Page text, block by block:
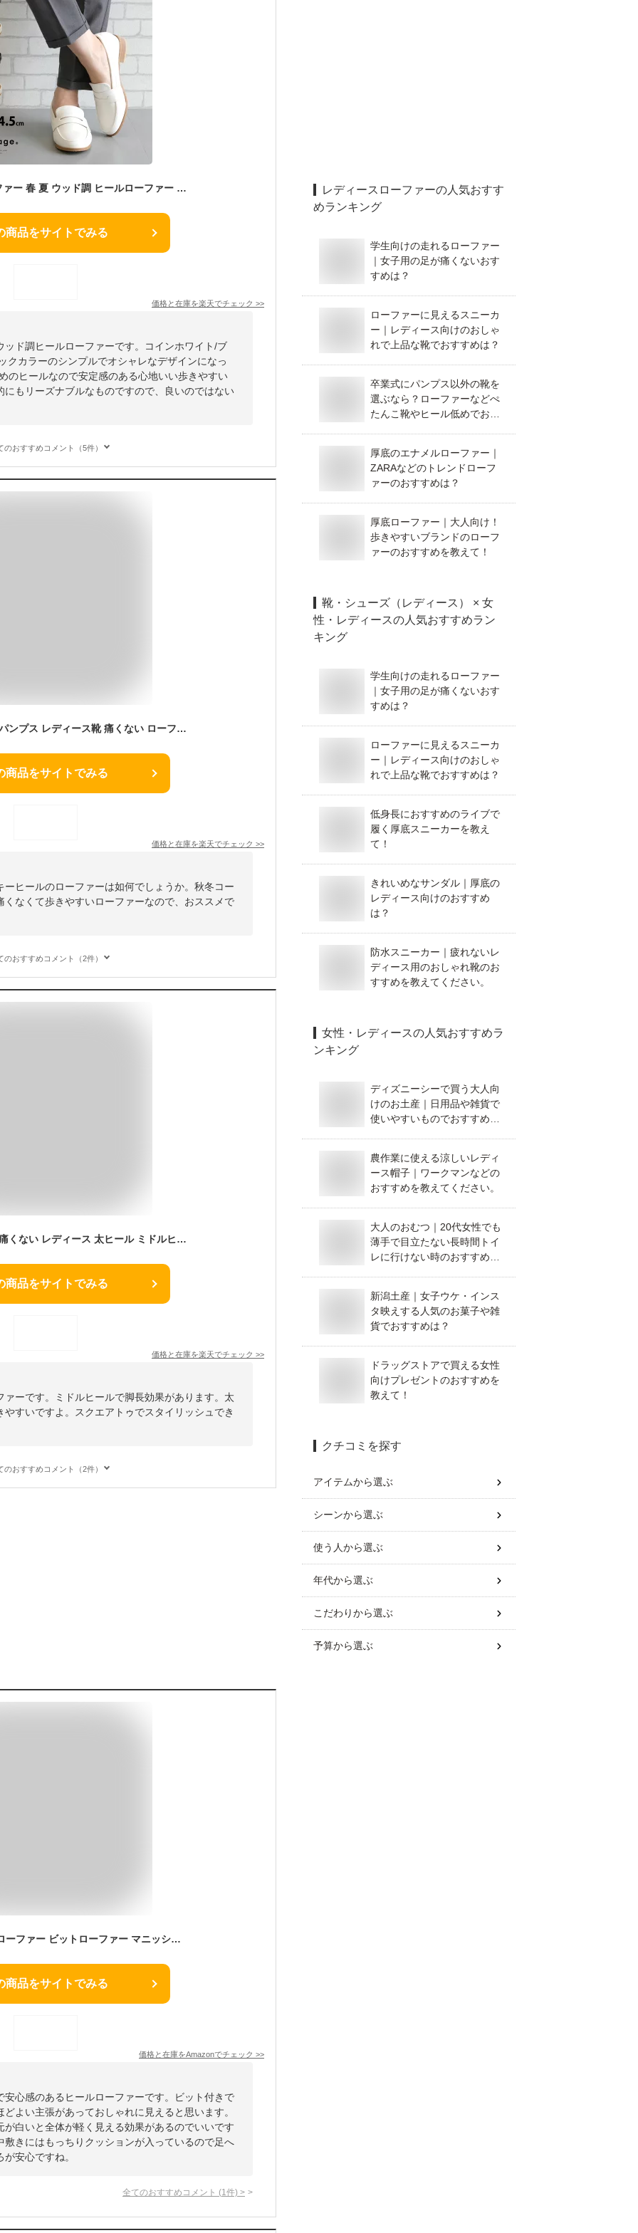
ウッド調ヒールローファー 春 夏 ウッド調 ヒールローファー レディース ヒール ローファー 靴 歩きやすい きれい め 大人 オシャレ 可愛い きれいめ おしゃれ レディースローファー ローファーレディース ローファー靴 ローファーシューズ ローファーヒール 楽天ROOM
商品をサイトでみる
価格と在庫を楽天でチェック >>
ド調ヒールローファーです。コインホワイト/ブ
クカラーのシンプルでオシャレなデザインになっ
のヒールなので安定感のある心地いい歩きやすい
もリーズナブルなものですので、良いのではない
のおすすめコメント（5件）
フワラク ローファー パンプス レディース靴 痛くない ローファーパンプス ヒールローファー レディース 防水 スクエアトゥ チャンキーヒール ラク 静か 柔らかい 立ち仕事 通勤 オフィス おしゃれ かわいい
商品をサイトでみる
価格と在庫を楽天でチェック >>
ヒールのローファーは如何でしょうか。秋冬コー
なくて歩きやすいローファーなので、おススメで
のおすすめコメント（2件）
送料無料 ローファー 痛くない レディース 太ヒール ミドルヒール 歩きやすい スクエアトゥ ヒールローファー オフィス 普段使い 日常使い 普通履き きれいめ おしゃれ ブラック シルバー 卒業式 入学式 最強配送
商品をサイトでみる
価格と在庫を楽天でチェック >>
ーです。ミドルヒールで脚長効果があります。太
すいですよ。スクエアトゥでスタイリッシュでき
のおすすめコメント（2件）
[リバティー ドール] ローファー ビットローファー マニッシュ 5cmヒール チャンキーヒール 3019 レディース アイボリーピーユー 25.0 cm
商品をサイトでみる
価格と在庫をAmazonでチェック >>
心感のあるヒールローファーです。ビット付きで
よい主張があっておしゃれに見えると思います。
白いと全体が軽く見える効果があるのでいいです
きにはもっちりクッションが入っているので足へ
安心ですね。
全てのおすすめコメント (1 件) >
レディースローファーの人気おすす
めランキング
学生向けの走れるローファー
｜女子用の足が痛くないおす
すめは？
ローファーに見えるスニーカ
ー｜レディース向けのおしゃ
れで上品な靴でおすすめは？
卒業式にパンプス以外の靴を
選ぶなら？ローファーなどぺ
たんこ靴やヒール低めでおす
厚底のエナメルローファー｜
ZARAなどのトレンドローフ
ァーのおすすめは？
厚底ローファー｜大人向け！
歩きやすいブランドのローフ
ァーのおすすめを教えて！
靴・シューズ（レディース） × 女
性・レディースの人気おすすめラン
キング
学生向けの走れるローファー
｜女子用の足が痛くないおす
すめは？
ローファーに見えるスニーカ
ー｜レディース向けのおしゃ
れで上品な靴でおすすめは？
低身長におすすめのライブで
履く厚底スニーカーを教え
て！
きれいめなサンダル｜厚底の
レディース向けのおすすめ
は？
防水スニーカー｜疲れないレ
ディース用のおしゃれ靴のお
すすめを教えてください。
女性・レディースの人気おすすめラ
ンキング
ディズニーシーで買う大人向
けのお土産｜日用品や雑貨で
使いやすいものでおすすめを
農作業に使える涼しいレディ
ース帽子｜ワークマンなどの
おすすめを教えてください。
大人のおむつ｜20代女性でも
薄手で目立たない長時間トイ
レに行けない時のおすすめオ
新潟土産｜女子ウケ・インス
タ映えする人気のお菓子や雑
貨でおすすめは？
ドラッグストアで買える女性
向けプレゼントのおすすめを
教えて！
クチコミを探す
アイテムから選ぶ
シーンから選ぶ
使う人から選ぶ
年代から選ぶ
こだわりから選ぶ
予算から選ぶ